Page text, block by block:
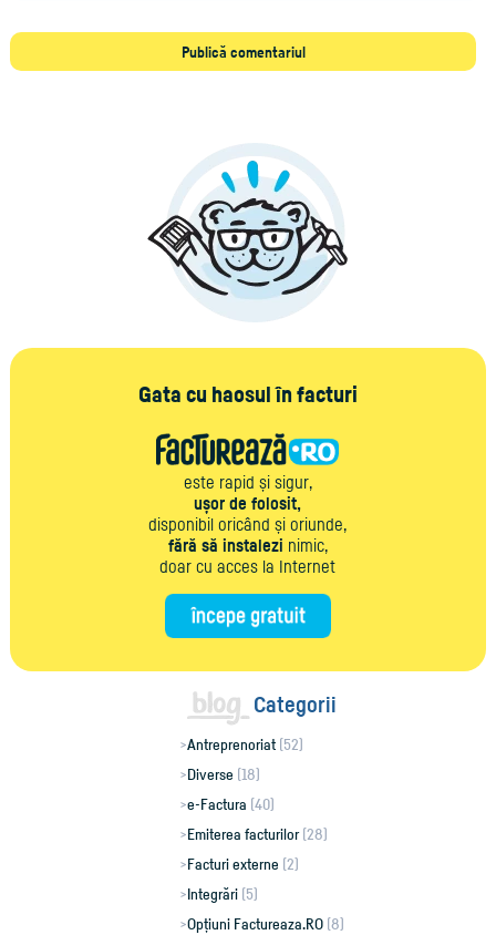
Gata cu haosul în facturi
este rapid și sigur,
ușor de folosit,
disponibil oricând și oriunde,
fără să instalezi nimic,
doar cu acces la Internet
Categorii
Antreprenoriat (52)
Diverse (18)
e-Factura (40)
Emiterea facturilor(28)
Facturi externe (2)
Integrări (5)
Opțiuni Factureaza.RO (8)